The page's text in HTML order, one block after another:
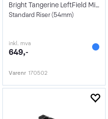
Bright Tangerine LeftField Mini
Standard Riser (54mm)
inkl. mva
649,-
Varenr 170502